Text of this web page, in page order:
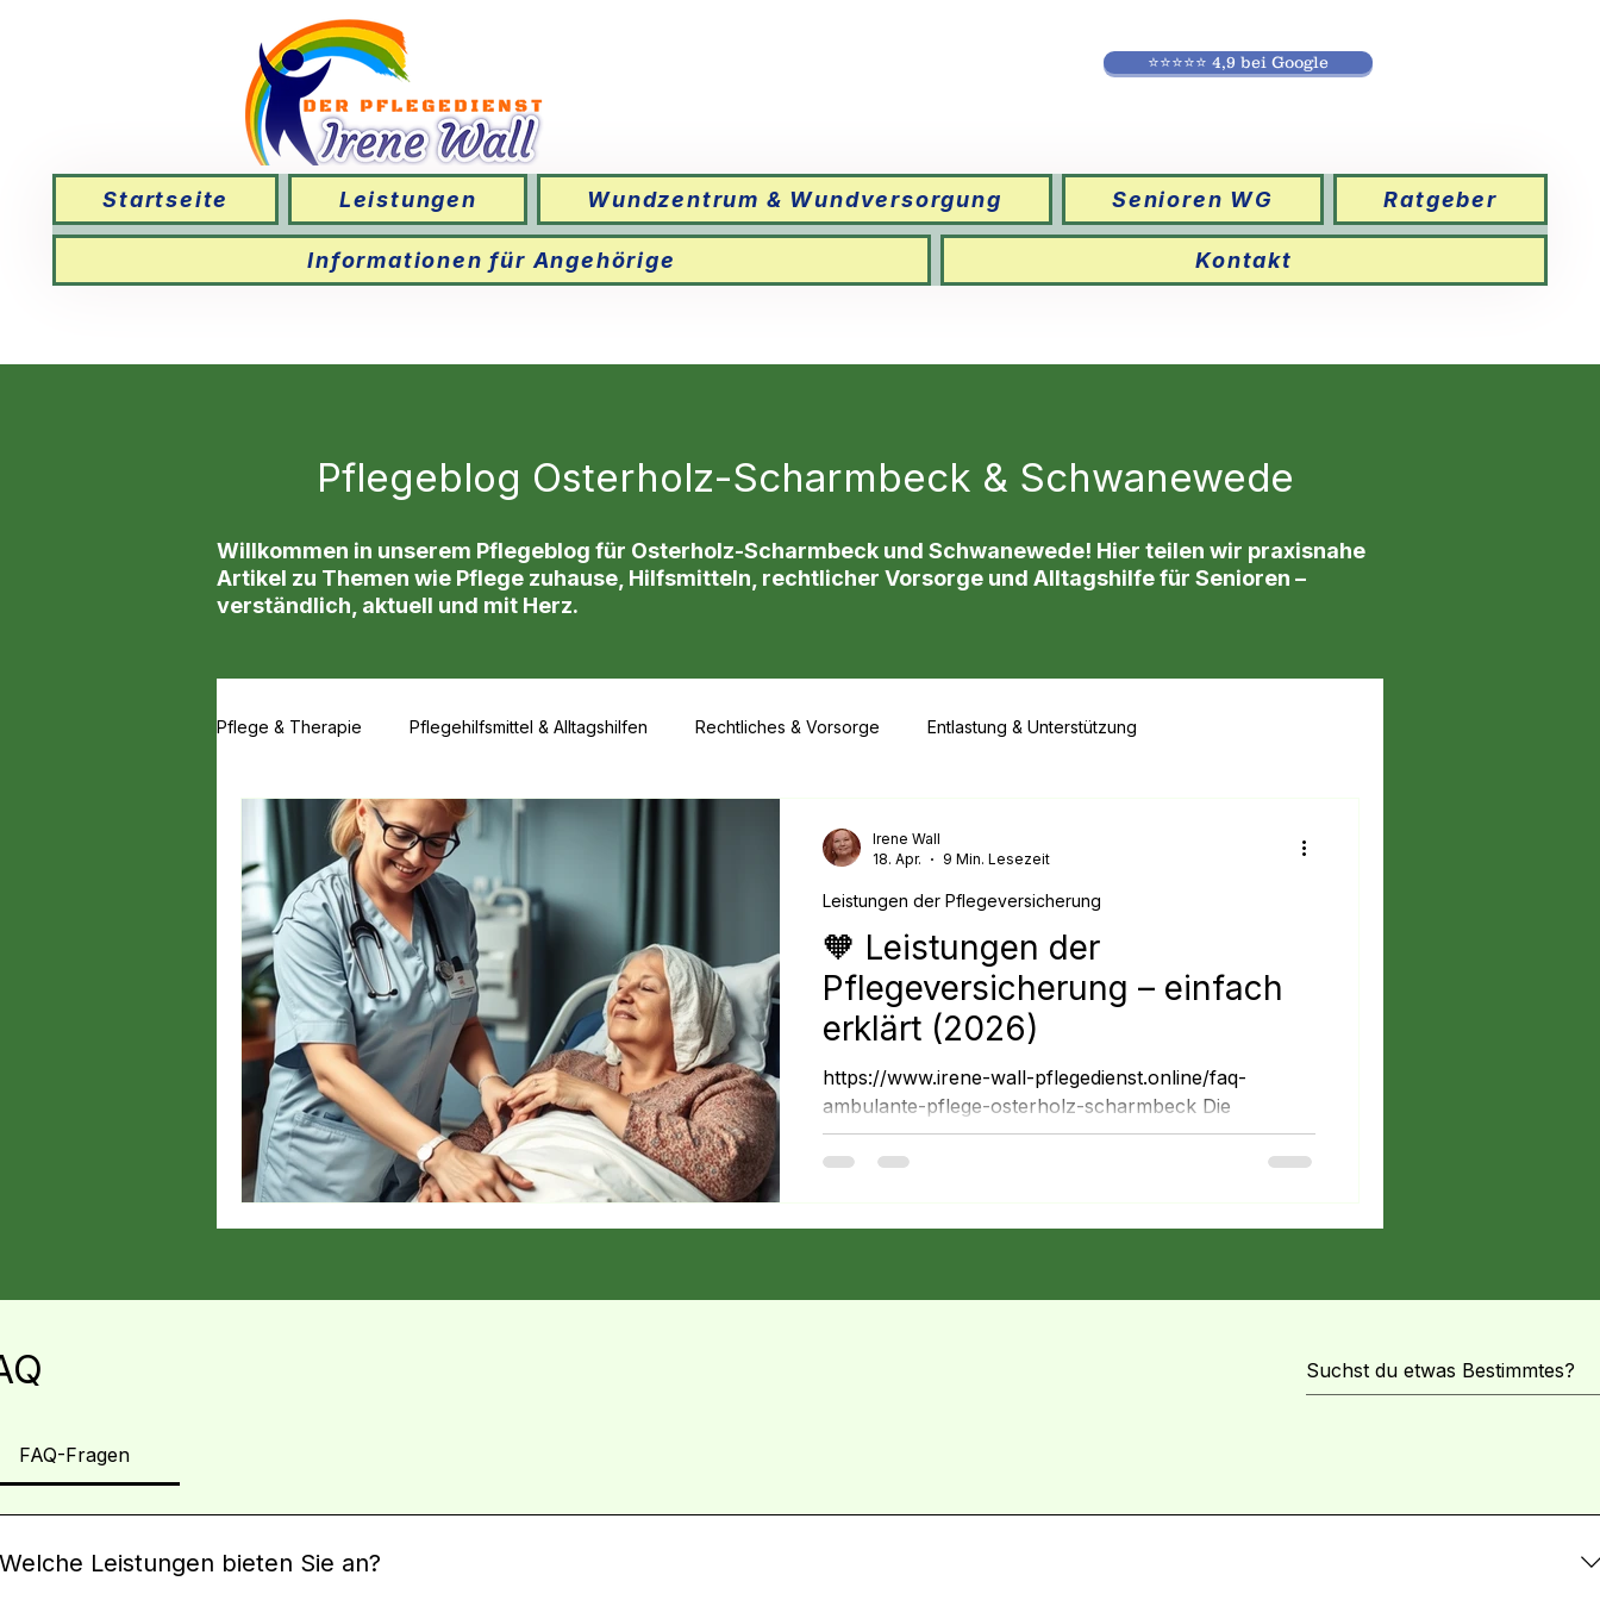
⭐⭐⭐⭐⭐ 4,9 bei Google
Startseite Leistungen Wundzentrum & Wundversorgung Senioren WG Ratgeber
Informationen für Angehörige Kontakt
Pflegeblog Osterholz-Scharmbeck & Schwanewede
Willkommen in unserem Pflegeblog für Osterholz-Scharmbeck und Schwanewede! Hier teilen wir praxisnahe
Artikel zu Themen wie Pflege zuhause, Hilfsmitteln, rechtlicher Vorsorge und Alltagshilfe für Senioren –
verständlich, aktuell und mit Herz.
Pflege & Therapie Pflegehilfsmittel & Alltagshilfen Rechtliches & Vorsorge Entlastung & Unterstützung
Wundversorgung & Therapie
🧡 Leistungen der
Pflegeversicherung – einfach
erklärt (2026)
https://www.irene-wall-pflegedienst.online/faq-
ambulante-pflege-osterholz-scharmbeck Die
Pflegeversicherung bietet viele Leistungen – doch
welche stehen Ihnen wirklich zu? Viele Betroffene
und verständlich. 💡 Welche Leistungen stehen Ihnen
Leistungen der Pflegeversicherung
Irene Wall
18. Apr.
9 Min. Lesezeit
FAQ-Fragen
Welche Leistungen bieten Sie an?